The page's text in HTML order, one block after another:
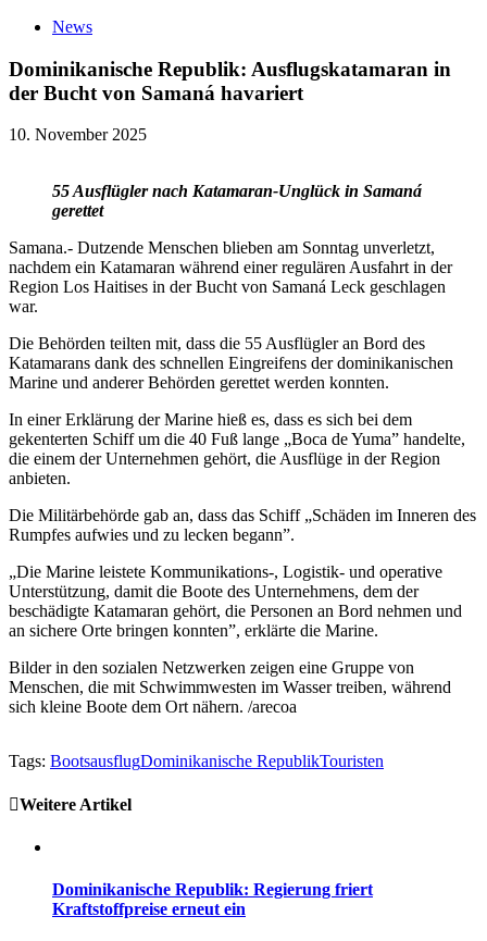
News
Dominikanische Republik: Ausflugskatamaran in
der Bucht von Samaná havariert
10. November 2025
55 Ausflügler nach Katamaran-Unglück in Samaná
gerettet
Samana.- Dutzende Menschen blieben am Sonntag unverletzt,
nachdem ein Katamaran während einer regulären Ausfahrt in der
Region Los Haitises in der Bucht von Samaná Leck geschlagen
war.
Die Behörden teilten mit, dass die 55 Ausflügler an Bord des
Katamarans dank des schnellen Eingreifens der dominikanischen
Marine und anderer Behörden gerettet werden konnten.
In einer Erklärung der Marine hieß es, dass es sich bei dem
gekenterten Schiff um die 40 Fuß lange „Boca de Yuma” handelte,
die einem der Unternehmen gehört, die Ausflüge in der Region
anbieten.
Die Militärbehörde gab an, dass das Schiff „Schäden im Inneren des
Rumpfes aufwies und zu lecken begann”.
„Die Marine leistete Kommunikations-, Logistik- und operative
Unterstützung, damit die Boote des Unternehmens, dem der
beschädigte Katamaran gehört, die Personen an Bord nehmen und
an sichere Orte bringen konnten”, erklärte die Marine.
Bilder in den sozialen Netzwerken zeigen eine Gruppe von
Menschen, die mit Schwimmwesten im Wasser treiben, während
sich kleine Boote dem Ort nähern. /arecoa
Tags: BootsausflugDominikanische RepublikTouristen
Weitere Artikel
Dominikanische Republik: Regierung friert
Kraftstoffpreise erneut ein